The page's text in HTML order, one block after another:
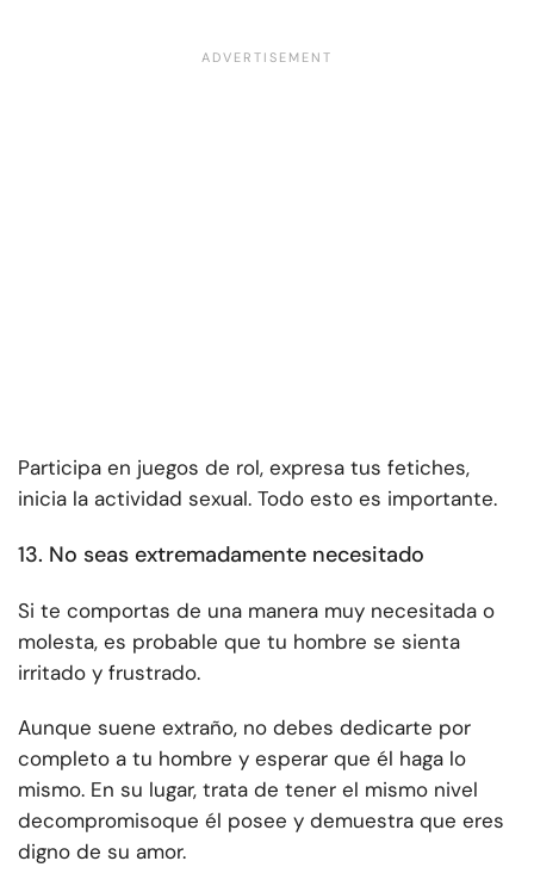
Participa en juegos de rol, expresa tus fetiches,
inicia la actividad sexual. Todo esto es importante.
13. No seas extremadamente necesitado
Si te comportas de una manera muy necesitada o
molesta, es probable que tu hombre se sienta
irritado y frustrado.
Aunque suene extraño, no debes dedicarte por
completo a tu hombre y esperar que él haga lo
mismo. En su lugar, trata de tener el mismo nivel
decompromisoque él posee y demuestra que eres
digno de su amor.